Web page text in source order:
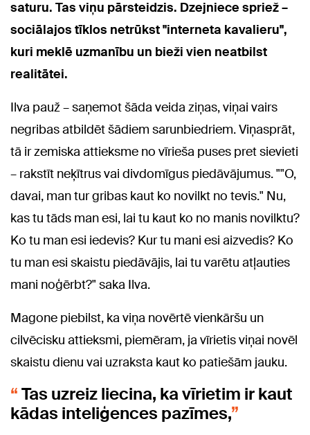
saturu. Tas viņu pārsteidzis. Dzejniece spriež –
sociālajos tīklos netrūkst "interneta kavalieru",
kuri meklē uzmanību un bieži vien neatbilst
realitātei.
Ilva pauž – saņemot šāda veida ziņas, viņai vairs
negribas atbildēt šādiem sarunbiedriem. Viņasprāt,
tā ir zemiska attieksme no vīrieša puses pret sievieti
– rakstīt neķītrus vai divdomīgus piedāvājumus. ""O,
davai, man tur gribas kaut ko novilkt no tevis." Nu,
kas tu tāds man esi, lai tu kaut ko no manis novilktu?
Ko tu man esi iedevis? Kur tu mani esi aizvedis? Ko
tu man esi skaistu piedāvājis, lai tu varētu atļauties
mani noģērbt?" saka Ilva.
Magone piebilst, ka viņa novērtē vienkāršu un
cilvēcisku attieksmi, piemēram, ja vīrietis viņai novēl
skaistu dienu vai uzraksta kaut ko patiešām jauku.
Tas uzreiz liecina, ka vīrietim ir kaut
kādas inteliģences pazīmes,